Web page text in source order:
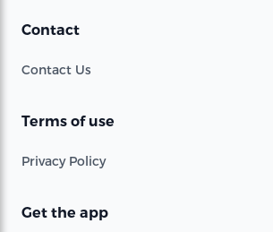
Contact
Contact Us
Terms of use
Privacy Policy
Get the app